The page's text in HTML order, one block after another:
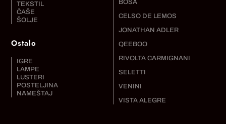
TEKSTIL
ČAŠE
ŠOLJE
Ostalo
IGRE
LAMPE
LUSTERI
POSTELJINA
NAMEŠTAJ
BOSA
CELSO DE LEMOS
JONATHAN ADLER
QEEBOO
RIVOLTA CARMIGNANI
SELETTI
VENINI
VISTA ALEGRE